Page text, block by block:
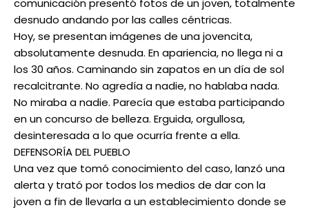
comunicación presentó fotos de un joven, totalmente
desnudo andando por las calles céntricas.
Hoy, se presentan imágenes de una jovencita,
absolutamente desnuda. En apariencia, no llega ni a
los 30 años. Caminando sin zapatos en un día de sol
recalcitrante. No agredía a nadie, no hablaba nada.
No miraba a nadie. Parecía que estaba participando
en un concurso de belleza. Erguida, orgullosa,
desinteresada a lo que ocurría frente a ella.
DEFENSORÍA DEL PUEBLO
Una vez que tomó conocimiento del caso, lanzó una
alerta y trató por todos los medios de dar con la
joven a fin de llevarla a un establecimiento donde se